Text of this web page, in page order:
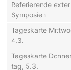
Re­fer­ier­en­de
Sym­po­si­en
Ta­ges­kar­te
4.3.
Ta­ges­kar­te
tag, 5.3.